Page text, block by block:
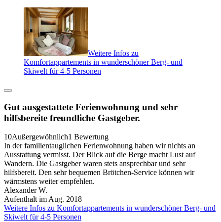
Weitere Infos zu
Komfortappartements in wunderschöner Berg- und
Skiwelt für 4-5 Personen
Gut ausgestattete Ferienwohnung und sehr
hilfsbereite freundliche Gastgeber.
10Außergewöhnlich1 Bewertung
In der familientauglichen Ferienwohnung haben wir nichts an
Ausstattung vermisst. Der Blick auf die Berge macht Lust auf
Wandern. Die Gastgeber waren stets ansprechbar und sehr
hilfsbereit. Den sehr bequemen Brötchen-Service können wir
wärmstens weiter empfehlen.
Alexander W.
Aufenthalt im Aug. 2018
Weitere Infos zu Komfortappartements in wunderschöner Berg- und
Skiwelt für 4-5 Personen